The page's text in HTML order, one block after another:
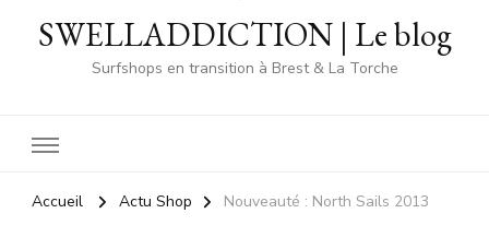
SWELLADDICTION | Le blog
Surfshops en transition à Brest & La Torche
Accueil Actu Shop Nouveauté : North Sails 2013